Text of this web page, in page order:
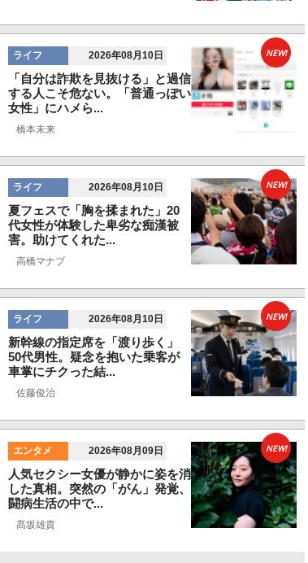
ライフ 2026年08月10日
「自分は詐欺を見抜ける」と過信
する人こそ危ない。「普通っぽい
女性」にハメら...
橋本未来
NEW!
ライフ 2026年08月10日
夏フェスで「胸を揉まれた」20
代女性が体験した卑劣な痴漢被
害。助けてくれた...
高橋マナブ
NEW!
ライフ 2026年08月10日
新幹線の指定席を「渡り歩く」
50代男性。疑念を抱いた乗客が
車掌にチクった結...
佐藤俊治
NEW!
エンタメ 2026年08月09日
人気セクシー女優が静かに姿を消
した真相。突然の「がん」発覚、
闘病生活の中で...
髙坂雄貴
NEW!